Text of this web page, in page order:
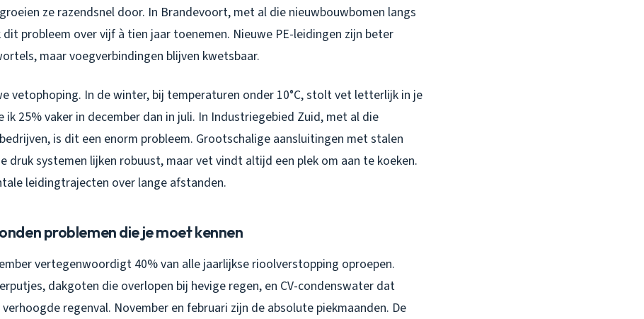
ze razendsnel door. In Brandevoort, met al die nieuwbouwbomen langs
probleem over vijf à tien jaar toenemen. Nieuwe PE-leidingen zijn beter
maar voegverbindingen blijven kwetsbaar.
vetophoping. In de winter, bij temperaturen onder 10°C, stolt vet letterlijk in je
ik 25% vaker in december dan in juli. In Industriegebied Zuid, met al die
is dit een enorm probleem. Grootschalige aansluitingen met stalen
druk systemen lijken robuust, maar vet vindt altijd een plek om aan te koeken.
leidingtrajecten over lange afstanden.
problemen die je moet kennen
vertegenwoordigt 40% van alle jaarlijkse rioolverstopping oproepen.
dakgoten die overlopen bij hevige regen, en CV-condenswater dat
regenval. November en februari zijn de absolute piekmaanden. De